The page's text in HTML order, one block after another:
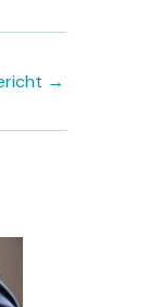
→